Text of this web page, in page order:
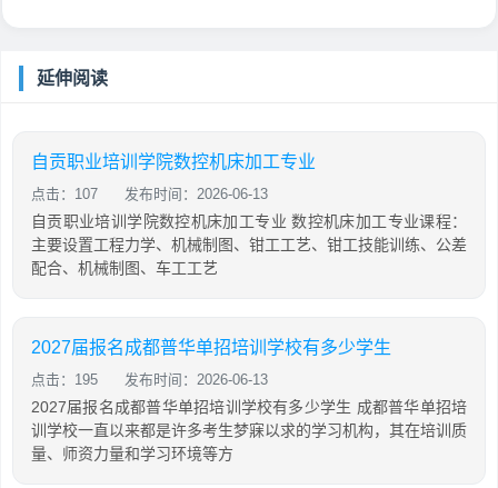
延伸阅读
自贡职业培训学院数控机床加工专业
点击：107 发布时间：2026-06-13
自贡职业培训学院数控机床加工专业 数控机床加工专业课程：
主要设置工程力学、机械制图、钳工工艺、钳工技能训练、公差
配合、机械制图、车工工艺
2027届报名成都普华单招培训学校有多少学生
点击：195 发布时间：2026-06-13
2027届报名成都普华单招培训学校有多少学生 成都普华单招培
训学校一直以来都是许多考生梦寐以求的学习机构，其在培训质
量、师资力量和学习环境等方